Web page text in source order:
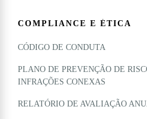
COMPLIANCE E ÉTICA
CÓDIGO DE CONDUTA
PLANO DE PREVENÇÃO DE
INFRAÇÕES CONEXAS
RELATÓRIO DE AVALIAÇÃO